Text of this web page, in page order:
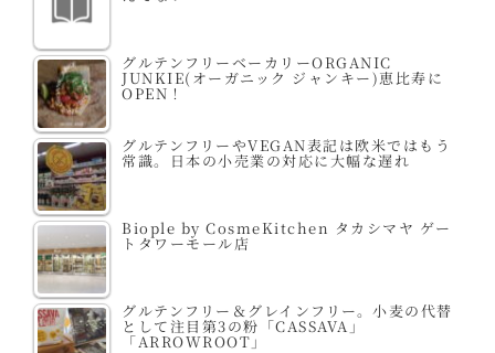
グルテンフリーベーカリーORGANIC
JUNKIE(オーガニック ジャンキー)恵比寿に
OPEN！
グルテンフリーやVEGAN表記は欧米ではもう
常識。日本の小売業の対応に大幅な遅れ
Biople by CosmeKitchen タカシマヤ ゲー
トタワーモール店
グルテンフリー＆グレインフリー。小麦の代替
として注目第3の粉「CASSAVA」
「ARROWROOT」